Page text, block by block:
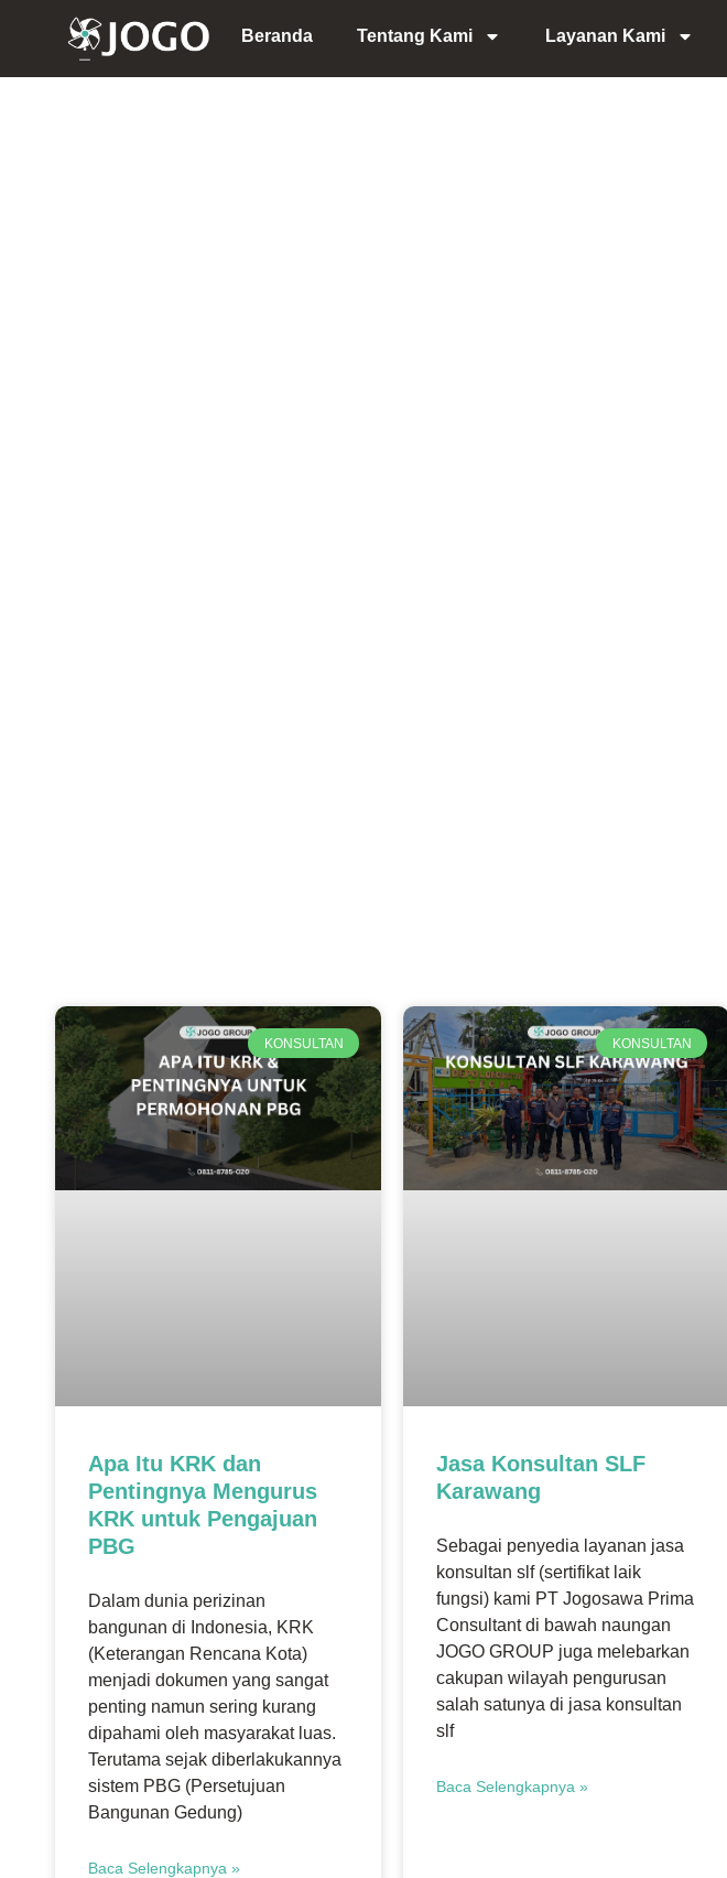
Beranda Tentang Kami Layanan Kami
KONSULTAN
Apa Itu KRK dan
Pentingnya Mengurus
KRK untuk Pengajuan
PBG
Dalam dunia perizinan
bangunan di Indonesia, KRK
(Keterangan Rencana Kota)
menjadi dokumen yang sangat
penting namun sering kurang
dipahami oleh masyarakat luas.
Terutama sejak diberlakukannya
sistem PBG (Persetujuan
Bangunan Gedung)
Baca Selengkapnya »
KONSULTAN
Jasa Konsultan SLF
Karawang
Sebagai penyedia layanan jasa
konsultan slf (sertifikat laik
fungsi) kami PT Jogosawa Prima
Consultant di bawah naungan
JOGO GROUP juga melebarkan
cakupan wilayah pengurusan
salah satunya di jasa konsultan
slf
Baca Selengkapnya »